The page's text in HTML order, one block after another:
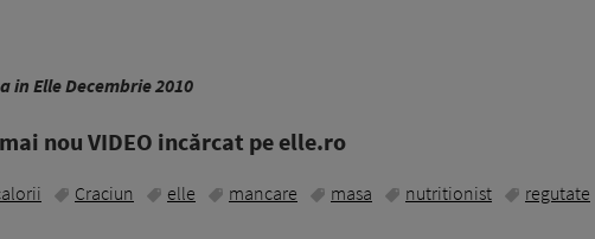
in Elle Decembrie 2010
nou VIDEO incărcat pe elle.ro
Craciun elle mancare masa nutritionist
regutate